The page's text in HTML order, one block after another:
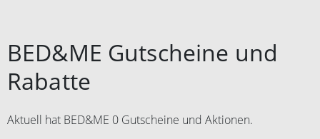
BED&ME Gutscheine und
Rabatte
Aktuell hat BED&ME 0 Gutscheine und Aktionen.